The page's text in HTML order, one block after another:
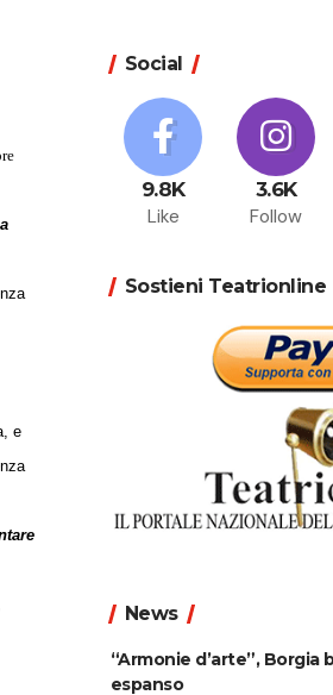
e
Social
9.8K
Like
3.6K
Follow
Sostieni Teatrionline
News
“Armonie d’arte”, Borgia
espanso